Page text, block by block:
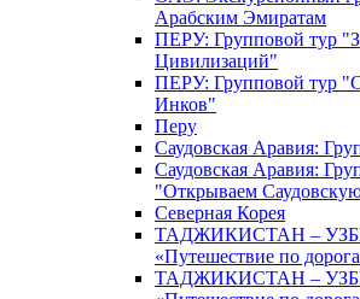
Арабским Эмиратам
ПЕРУ: Групповой тур
Цивилизаций"
ПЕРУ: Групповой тур
Инков"
Перу
Саудовская Аравия:
Саудовская Аравия:
"Открываем
Северная Корея
ТАДЖИКИСТАН –
«Путешествие по
ТАДЖИКИСТАН –